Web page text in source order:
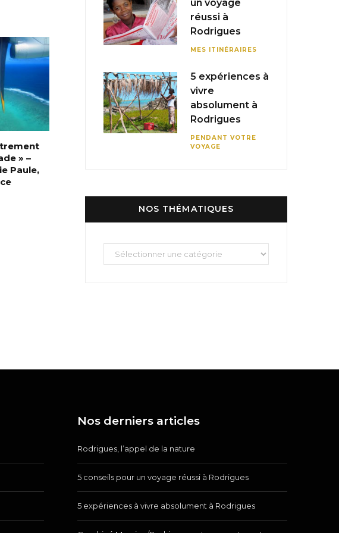
» –
Paule,
un voyage
réussi à
Rodrigues
MES ITINÉRAIRES
5 expériences à
vivre
absolument à
Rodrigues
PENDANT VOTRE
VOYAGE
NOS THÉMATIQUES
Nos
thématiques
Nos derniers articles
Rodrigues, l’appel de la nature
5 conseils pour un voyage réussi à Rodrigues
5 expériences à vivre absolument à Rodrigues